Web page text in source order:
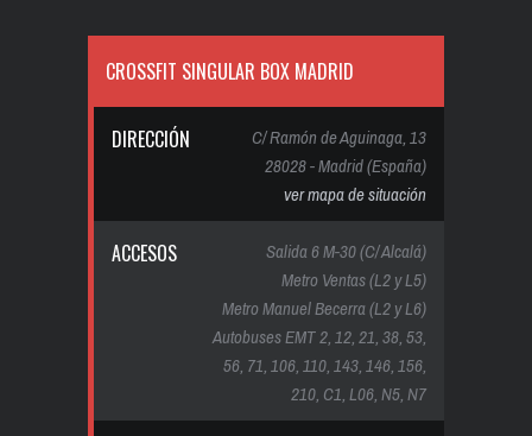
CROSSFIT SINGULAR BOX MADRID
DIRECCIÓN
C/ Ramón de Aguinaga, 13
28028 - Madrid (España)
ver mapa de situación
ACCESOS
Salida 6 M-30 (C/ Alcalá)
Metro Ventas (L2 y L5)
Metro Manuel Becerra (L2 y L6)
Autobuses EMT 2, 12, 21, 38, 53,
56, 71, 106, 110, 143, 146, 156,
210, C1, L06, N5, N7